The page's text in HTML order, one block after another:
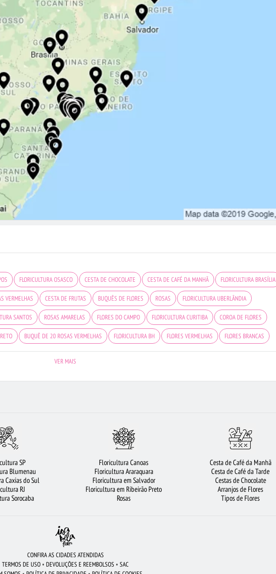
FLORICULTURA OSASCO CESTA DE CHOCOLATE CESTA DE CAFÉ DA MANHÃ FLORICULTURA BRASÍLIA
VERMELHAS CESTA DE FRUTAS BUQUÊS DE FLORES ROSAS FLORICULTURA UBERLÂNDIA
SANTOS ROSAS AMARELAS FLORES DO CAMPO FLORICULTURA CURITIBA COROA DE FLORES
BUQUÊ DE 20 ROSAS VERMELHAS FLORICULTURA BH FLORES VERMELHAS FLORES BRANCAS
VER MAIS
SP
Blumenau
Caxias do Sul
RJ
Sorocaba
Floricultura Canoas
Floricultura Araraquara
Floricultura em Salvador
Floricultura em Ribeirão Preto
Rosas
Cesta de Café da Manhã
Cesta de Café da Tarde
Cestas de Chocolate
Arranjos de Flores
Tipos de Flores
CONFIRA AS CIDADES ATENDIDAS
TERMOS DE USO • DEVOLUÇÕES E REEMBOLSOS • SAC